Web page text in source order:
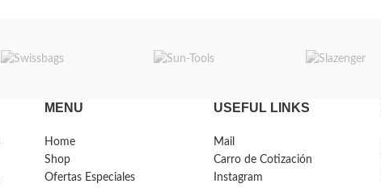
MENU
Home
Shop
Ofertas Especiales
USEFUL LINKS
Mail
Carro de Cotización
Instagram